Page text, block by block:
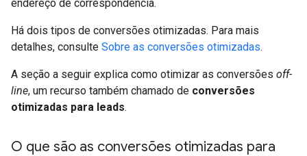
endereço de correspondência.
Há dois tipos de conversões otimizadas. Para mais
detalhes, consulte Sobre as conversões otimizadas.
A seção a seguir explica como otimizar as conversões off-
line, um recurso também chamado de conversões
otimizadas para leads.
O que são as conversões otimizadas para